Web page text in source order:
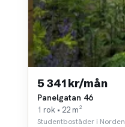
5 341 kr/mån
Panelgatan 46
1 rok • 22 m²
Studentbostäder i Norden